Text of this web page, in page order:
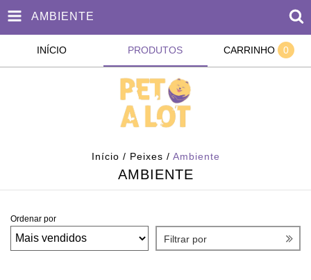
AMBIENTE
INÍCIO PRODUTOS CARRINHO 0
Início / Peixes / Ambiente
AMBIENTE
Ordenar por
Filtrar por